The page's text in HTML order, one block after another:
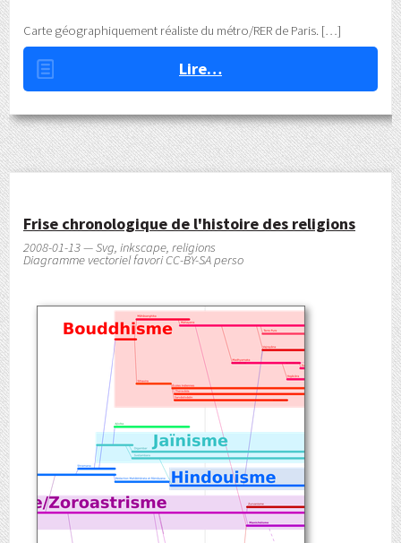
Carte géographiquement réaliste du métro/RER de Paris.
Lire…
Frise chronologique de l'histoire des religions
2008-01-13 — Svg, inkscape, religions
Diagramme vectoriel favori CC-BY-SA perso